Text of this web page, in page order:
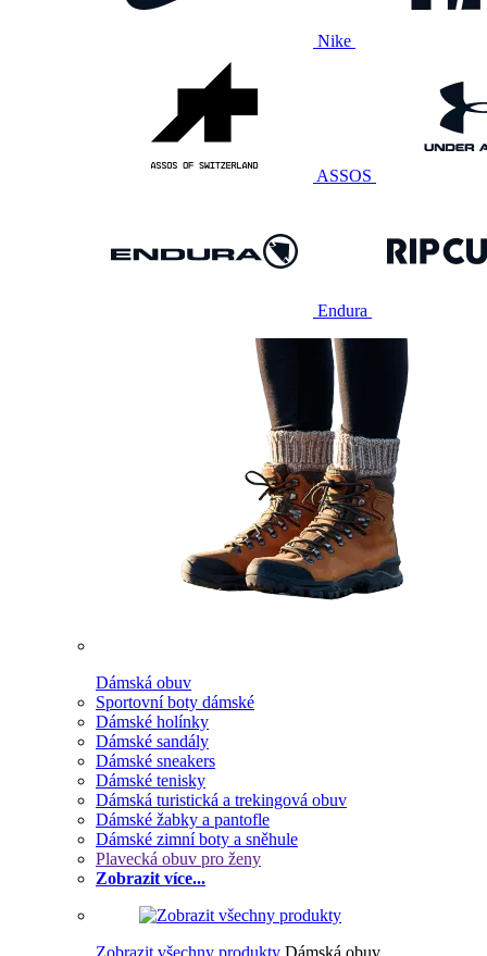
Nike
ASSOS
Endura
Dámská obuv
Sportovní boty dámské
Dámské holínky
Dámské sandály
Dámské sneakers
Dámské tenisky
Dámská turistická a trekingová obuv
Dámské žabky a pantofle
Dámské zimní boty a sněhule
Plavecká obuv pro ženy
Zobrazit více...
Zobrazit všechny produkty Dámská obuv